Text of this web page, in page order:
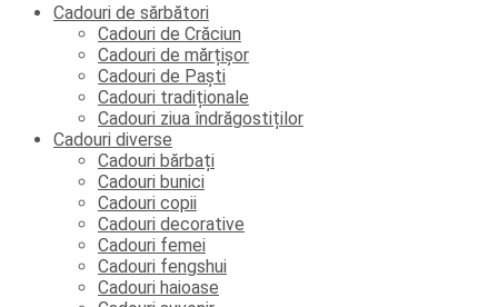
Cadouri de sărbători
Cadouri de Crăciun
Cadouri de mărțișor
Cadouri de Paști
Cadouri tradiționale
Cadouri ziua îndrăgostiților
Cadouri diverse
Cadouri bărbați
Cadouri bunici
Cadouri copii
Cadouri decorative
Cadouri femei
Cadouri fengshui
Cadouri haioase